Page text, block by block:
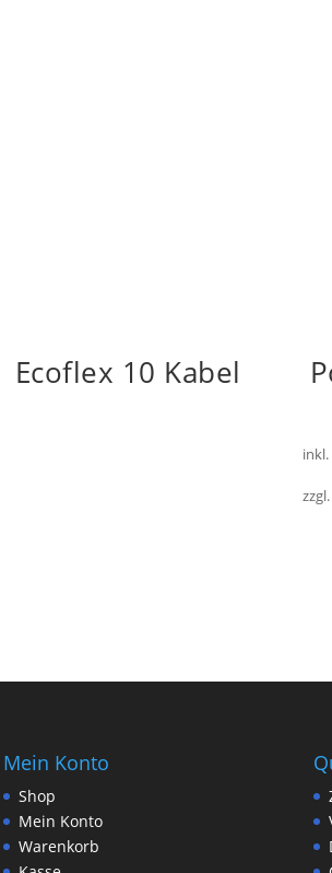
Ecoflex 10 Kabel
inkl.
Mein Konto
Shop
Mein Konto
Warenkorb